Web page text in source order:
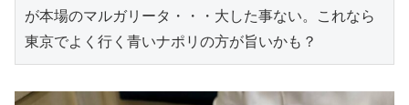
が本場のマルガリータ・・・大した事ない。これなら
東京でよく行く青いナポリの方が旨いかも？